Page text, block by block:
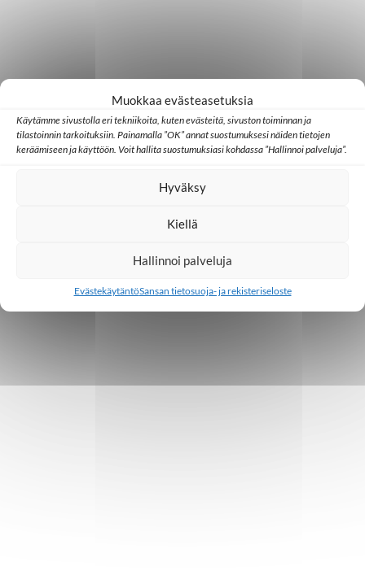
Muokkaa evästeasetuksia
Käytämme sivustolla eri tekniikoita, kuten evästeitä, sivuston toiminnan ja
tilastoinnin tarkoituksiin. Painamalla ”OK” annat suostumuksesi näiden tietojen
keräämiseen ja käyttöön. Voit hallita suostumuksiasi kohdassa ”Hallinnoi palveluja”.
Hyväksy
Kiellä
Hallinnoi palveluja
EvästekäytäntöSansan tietosuoja- ja rekisteriseloste